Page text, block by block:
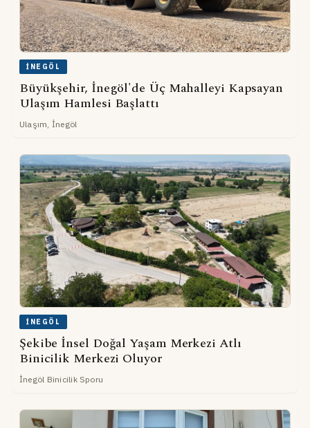
İNEGÖL
Büyükşehir, İnegöl'de Üç Mahalleyi Kapsayan
Ulaşım Hamlesi Başlattı
Ulaşım, İnegöl
İNEGÖL
Şekibe İnsel Doğal Yaşam Merkezi Atlı
Binicilik Merkezi Oluyor
İnegöl Binicilik Sporu